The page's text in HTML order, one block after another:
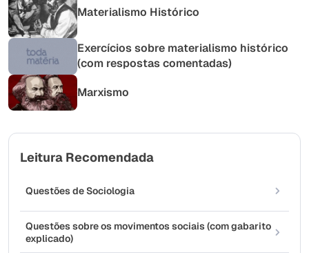
Materialismo Histórico
Exercícios sobre materialismo histórico
(com respostas comentadas)
Marxismo
Leitura Recomendada
Questões de Sociologia
Questões sobre os movimentos sociais (com gabarito
explicado)